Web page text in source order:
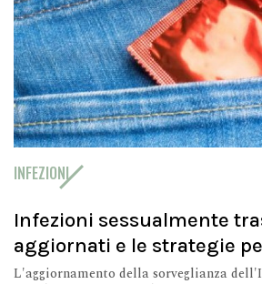
INFEZIONI
Infezioni sessualmente
aggiornati e le strategie
L'aggiornamento della sorveglianza